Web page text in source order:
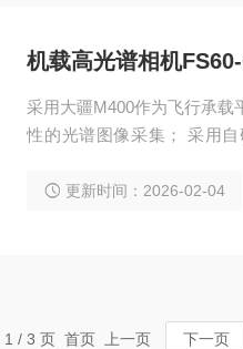
机载高光谱相机
采用大疆M400作为飞行承载
性的光谱图像采集； 采用
精准农业，农作物长势与产
更新时间：2026-02-04
1 / 3 页 首页 上一页 下一页